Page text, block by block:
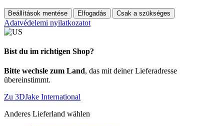
Beállítások mentése Elfogadás Csak a szükséges
Adatvédelemi nyilatkozatot
Bist du im richtigen Shop?
Bitte wechsle zum Land, das mit deiner Lieferadresse
übereinstimmt.
Zu 3DJake International
Anderes Lieferland wählen